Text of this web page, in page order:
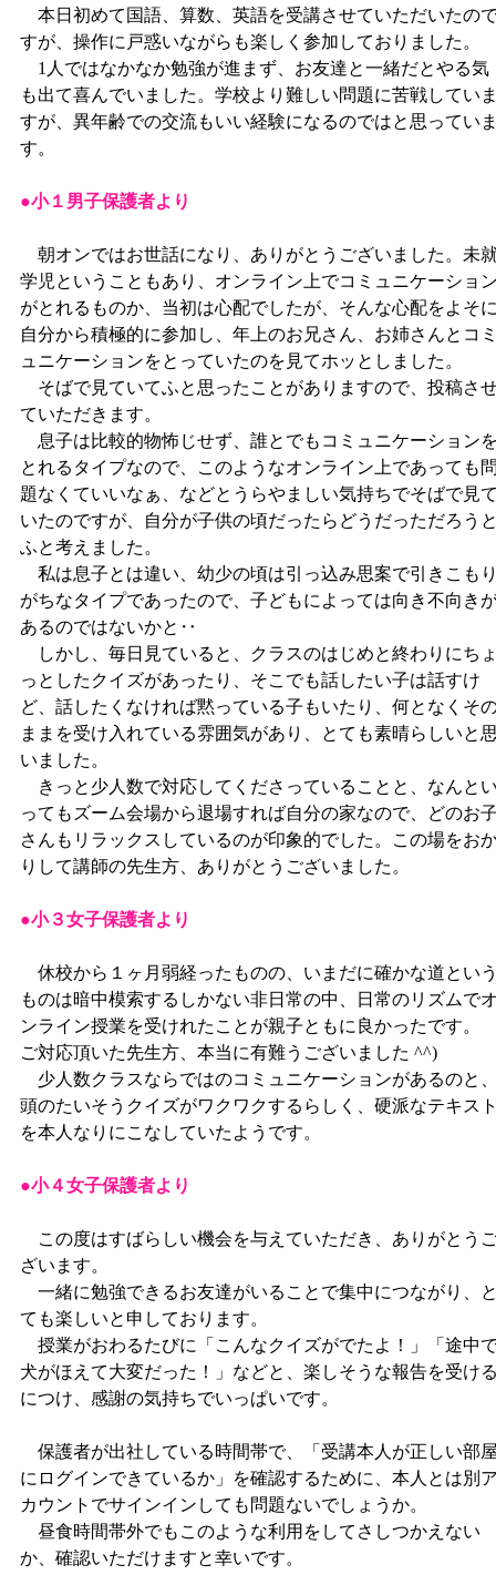
本日初めて国語、算数、英語を受講させていただいたの
すが、操作に戸惑いながらも楽しく参加しておりました。
1人ではなかなか勉強が進まず、お友達と一緒だとやる気
も出て喜んでいました。学校より難しい問題に苦戦してい
すが、異年齢での交流もいい経験になるのではと思ってい
す。
●小１男子保護者より
朝オンではお世話になり、ありがとうございました。未
学児ということもあり、オンライン上でコミュニケーショ
がとれるものか、当初は心配でしたが、そんな心配をよそ
自分から積極的に参加し、年上のお兄さん、お姉さんとコ
ュニケーションをとっていたのを見てホッとしました。
そばで見ていてふと思ったことがありますので、投稿さ
ていただきます。
息子は比較的物怖じせず、誰とでもコミュニケーション
とれるタイプなので、このようなオンライン上であっても
題なくていいなぁ、などとうらやましい気持ちでそばで見
いたのですが、自分が子供の頃だったらどうだっただろう
ふと考えました。
私は息子とは違い、幼少の頃は引っ込み思案で引きこも
がちなタイプであったので、子どもによっては向き不向き
あるのではないかと‥
しかし、毎日見ていると、クラスのはじめと終わりにち
っとしたクイズがあったり、そこでも話したい子は話すけ
ど、話したくなければ黙っている子もいたり、何となくそ
ままを受け入れている雰囲気があり、とても素晴らしいと
いました。
きっと少人数で対応してくださっていることと、なんと
ってもズーム会場から退場すれば自分の家なので、どのお
さんもリラックスしているのが印象的でした。この場をお
りして講師の先生方、ありがとうございました。
●小３女子保護者より
休校から１ヶ月弱経ったものの、いまだに確かな道とい
ものは暗中模索するしかない非日常の中、日常のリズムで
ンライン授業を受けれたことが親子ともに良かったです。
ご対応頂いた先生方、本当に有難うございました ^^)
少人数クラスならではのコミュニケーションがあるのと
頭のたいそうクイズがワクワクするらしく、硬派なテキス
を本人なりにこなしていたようです。
●小４女子保護者より
この度はすばらしい機会を与えていただき、ありがとう
ざいます。
一緒に勉強できるお友達がいることで集中につながり、
ても楽しいと申しております。
授業がおわるたびに「こんなクイズがでたよ！」「途中
犬がほえて大変だった！」などと、楽しそうな報告を受け
につけ、感謝の気持ちでいっぱいです。
保護者が出社している時間帯で、「受講本人が正しい部
にログインできているか」を確認するために、本人とは別
カウントでサインインしても問題ないでしょうか。
昼食時間帯外でもこのような利用をしてさしつかえない
か、確認いただけますと幸いです。